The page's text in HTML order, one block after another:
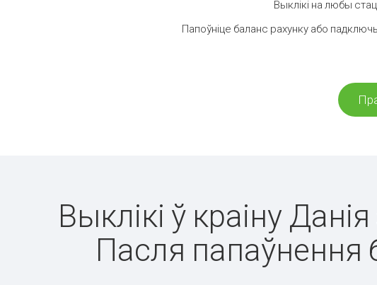
Выклікі на любы
Папоўніце баланс рахунку або
Выклікі ў краіну
Пасля папаўнення